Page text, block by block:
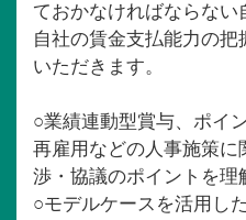
ておかなければならない
自社の賃金支払能力の
いただきます。
○業績連動型賞与、ポイ
再雇用などの人事施策に
渉・協議のポイントを理
○モデルケースを活用し